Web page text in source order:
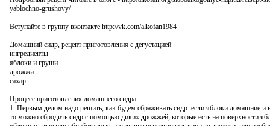
yablochno-grushovy/
Вступайте в группу вконтакте http://vk.com/alkofan1984
Домашний сидр, рецепт приготовления с дегустацией
ингредиенты
яблоки и груши
дрожжи
сахар
Процесс приготовления домашнего сидра.
1. Первым делом надо решить, как будем сбраживать сидр: если яблоки домашние и
то можно сбродить сидр с помощью диких дрожжей, которые есть на поверхности